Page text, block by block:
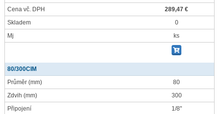
Cena vč. DPH
289,47 €
Skladem
0
Mj
ks
80/300CIM
Průměr (mm)
80
Zdvih (mm)
300
Připojení
1/8"